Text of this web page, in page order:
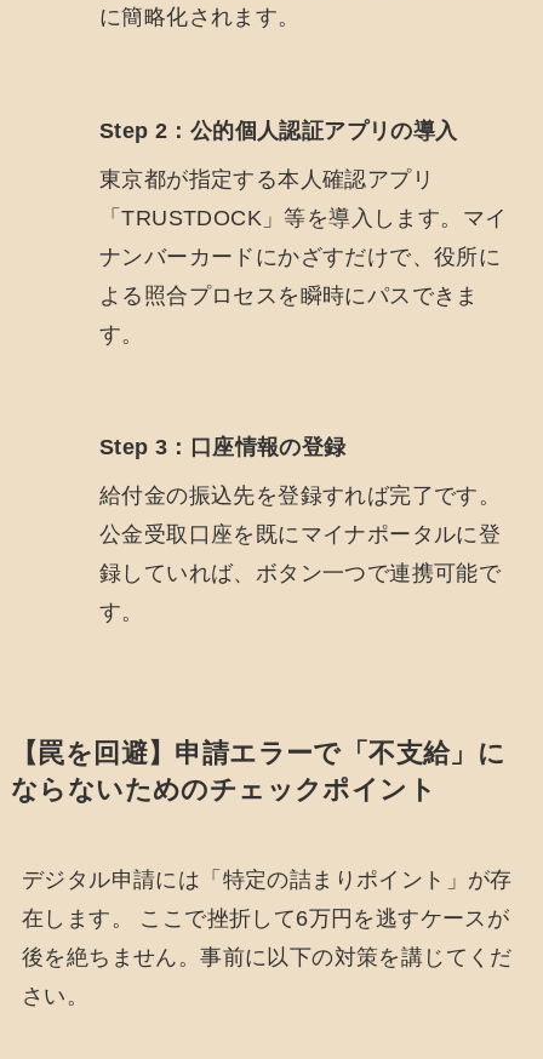
に簡略化されます。
Step 2：公的個人認証アプリの導入
東京都が指定する本人確認アプリ
「TRUSTDOCK」等を導入します。マイ
ナンバーカードにかざすだけで、役所に
よる照合プロセスを瞬時にパスできま
す。
Step 3：口座情報の登録
給付金の振込先を登録すれば完了です。
公金受取口座を既にマイナポータルに登
録していれば、ボタン一つで連携可能で
す。
【罠を回避】申請エラーで「不支給」に
ならないためのチェックポイント
デジタル申請には「特定の詰まりポイント」が存
在します。 ここで挫折して6万円を逃すケースが
後を絶ちません。事前に以下の対策を講じてくだ
さい。